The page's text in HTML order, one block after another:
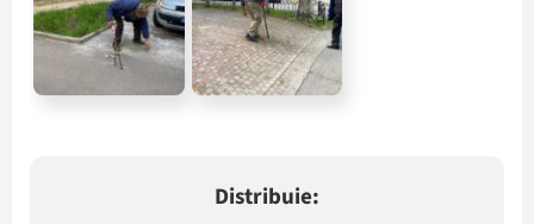
Distribuie: